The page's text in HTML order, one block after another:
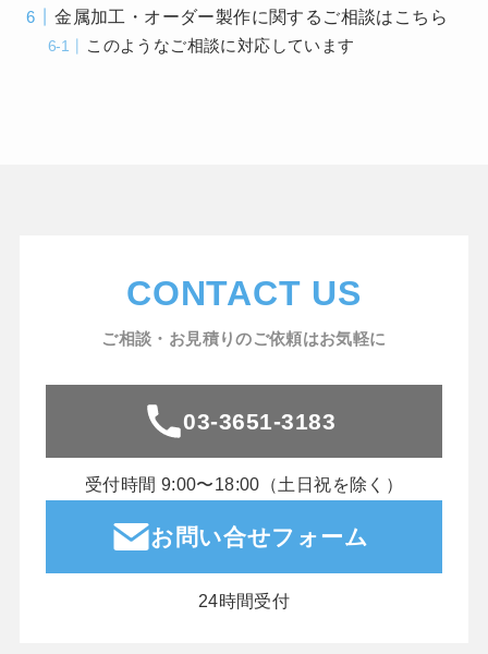
金属加工・オーダー製作に関するご相談はこちら
このようなご相談に対応しています
CONTACT US
ご相談・お見積りのご依頼はお気軽に
03-3651-3183
受付時間 9:00〜18:00（土日祝を除く）
お問い合せフォーム
24時間受付